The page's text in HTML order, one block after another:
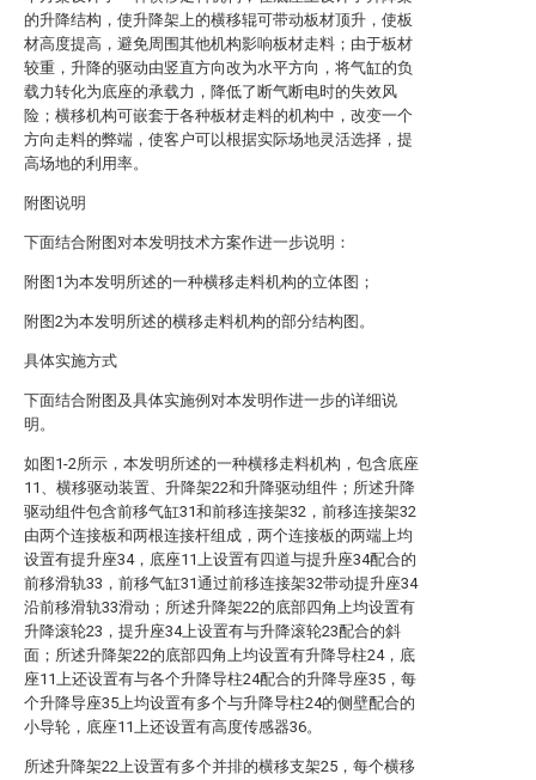
的升降结构，使升降架上的横移辊可带动板材顶升，使板
材高度提高，避免周围其他机构影响板材走料；由于板材
较重，升降的驱动由竖直方向改为水平方向，将气缸的负
载力转化为底座的承载力，降低了断气断电时的失效风
险；横移机构可嵌套于各种板材走料的机构中，改变一个
方向走料的弊端，使客户可以根据实际场地灵活选择，提
高场地的利用率。
附图说明
下面结合附图对本发明技术方案作进一步说明：
附图1为本发明所述的一种横移走料机构的立体图；
附图2为本发明所述的横移走料机构的部分结构图。
具体实施方式
下面结合附图及具体实施例对本发明作进一步的详细说
明。
如图1-2所示，本发明所述的一种横移走料机构，包含底座
11、横移驱动装置、升降架22和升降驱动组件；所述升降
驱动组件包含前移气缸31和前移连接架32，前移连接架32
由两个连接板和两根连接杆组成，两个连接板的两端上均
设置有提升座34，底座11上设置有四道与提升座34配合的
前移滑轨33，前移气缸31通过前移连接架32带动提升座34
沿前移滑轨33滑动；所述升降架22的底部四角上均设置有
升降滚轮23，提升座34上设置有与升降滚轮23配合的斜
面；所述升降架22的底部四角上均设置有升降导柱24，底
座11上还设置有与各个升降导柱24配合的升降导座35，每
个升降导座35上均设置有多个与升降导柱24的侧壁配合的
小导轮，底座11上还设置有高度传感器36。
所述升降架22上设置有多个并排的横移支架25，每个横移